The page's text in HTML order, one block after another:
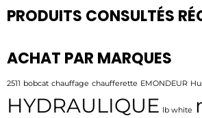
PRODUITS CONSULTÉS
ACHAT PAR MARQUES
2511 bobcat chauffage chaufferette EMONDEUR
HYDRAULIQUE lb white